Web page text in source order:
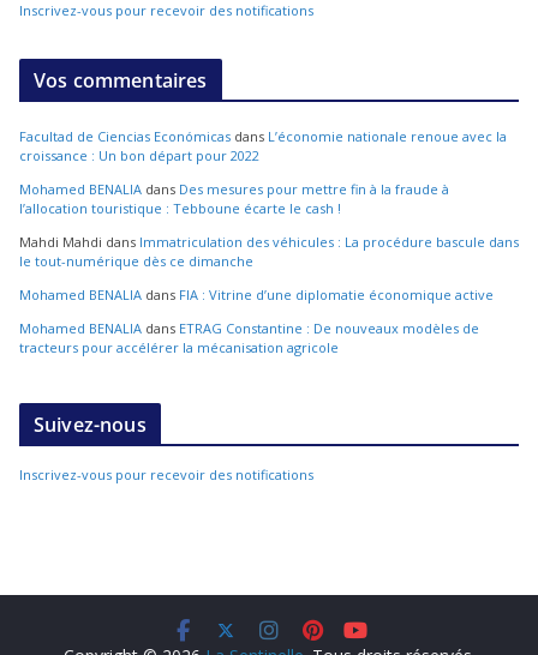
Inscrivez-vous pour recevoir des notifications
Vos commentaires
Facultad de Ciencias Económicas dans L’économie nationale renoue avec la
croissance : Un bon départ pour 2022
Mohamed BENALIA dans Des mesures pour mettre fin à la fraude à
l’allocation touristique : Tebboune écarte le cash !
Mahdi Mahdi dans Immatriculation des véhicules : La procédure bascule dans
le tout-numérique dès ce dimanche
Mohamed BENALIA dans FIA : Vitrine d’une diplomatie économique active
Mohamed BENALIA dans ETRAG Constantine : De nouveaux modèles de
tracteurs pour accélérer la mécanisation agricole
Suivez-nous
Inscrivez-vous pour recevoir des notifications